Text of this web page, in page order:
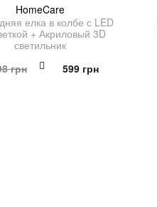
HomeCare
елка в колбе с LED
+ Акриловый 3D
светильник
грн
Первоначальная
599 грнТекущая